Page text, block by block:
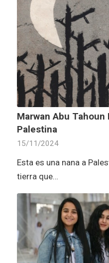
Marwan Abu Tahoun
Palestina
15/11/2024
Esta es una nana a
tierra que…